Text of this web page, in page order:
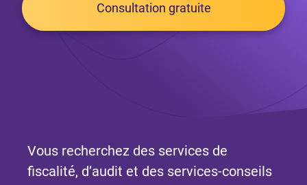
Consultation gratuite
Vous recherchez des services de
fiscalité, d’audit et des services-conseils